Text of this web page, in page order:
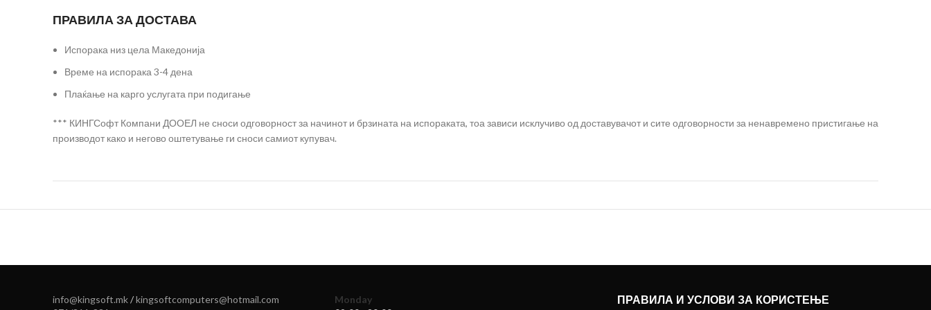
ПРАВИЛА ЗА ДОСТАВА
Испорака низ цела Македонија
Време на испорака 3-4 дена
Плаќање на карго услугата при подигање
*** КИНГСофт Компани ДООЕЛ не сноси одговорност за начинот и брзината на испораката, тоа зависи исклучиво од доставувачот и сите одговорности за ненавремено пристигање на
производот како и негово оштетување ги сноси самиот купувач.
info@kingsoft.mk/kingsoftcomputers@hotmail.com
Monday
ПРАВИЛА И УСЛОВИ ЗА КОРИСТЕЊЕ